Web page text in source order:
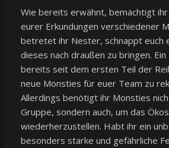
Wie bereits erwähnt, bemächtigt
eurer Erkundungen verschiedener
betretet ihr Nester, schnappt euch
dieses nach draußen zu bringen.
bereits seit dem ersten Teil der
neue Monsties für euer Team zu
Allerdings benötigt ihr Monsties
Gruppe, sondern auch, um das
wiederherzustellen. Habt ihr ein
besonders starke und gefährliche